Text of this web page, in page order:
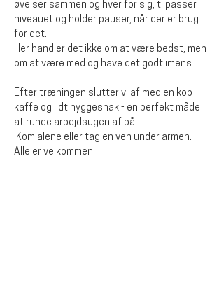
øvelser sammen og hver for sig, tilpasser
niveauet og holder pauser, når der er brug
for det.
Her handler det ikke om at være bedst, men
om at være med og have det godt imens.
Efter træningen slutter vi af med en kop
kaffe og lidt hyggesnak - en perfekt måde
at runde arbejdsugen af på.
Alle er velkommen!